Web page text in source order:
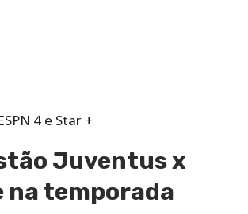
4 e Star +
Juventus x
na temporada